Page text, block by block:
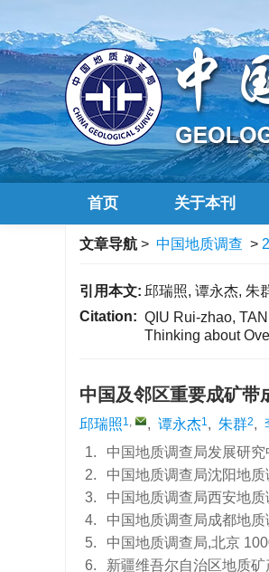
首页 关于本刊
文章导航 > 中国地质调查 >
引用本文: 邱瑞照, 谭永杰, 朱
Citation: QIU Rui-zhao,
Thinking about
中国及邻区重要成矿带
邱瑞照1, , 谭永杰1, 朱群2,
1.
中国地质调查局发展研
2.
中国地质调查局沈阳地
3.
中国地质调查局西安地
4.
中国地质调查局成都地
5.
中国地质调查局,北京
6.
新疆维吾尔自治区地质